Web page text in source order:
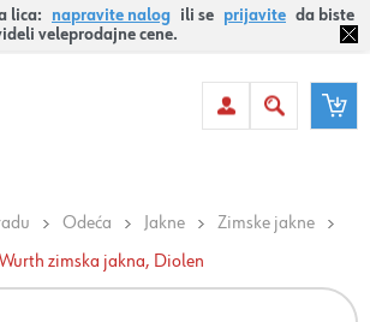
lica: napravite nalog ili se prijavite da biste
veleprodajne cene.
Odeća Jakne
Zimske jakne
Wurth zimska jakna, Diolen